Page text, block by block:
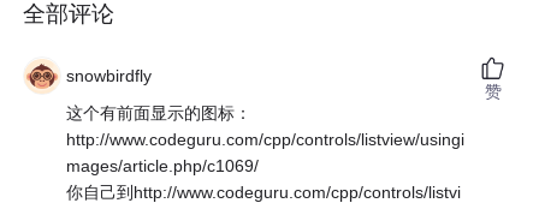
全部评论
snowbirdfly
这个有前面显示的图标：
http://www.codeguru.com/cpp/controls/listview/usingi
mages/article.php/c1069/
你自己到http://www.codeguru.com/cpp/controls/listvi
赞